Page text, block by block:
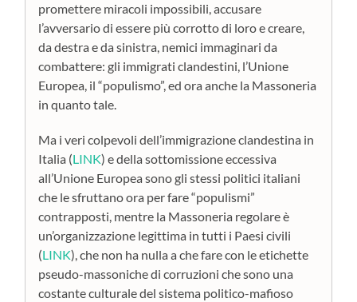
promettere miracoli impossibili, accusare
l’avversario di essere più corrotto di loro e creare,
da destra e da sinistra, nemici immaginari da
combattere: gli immigrati clandestini, l’Unione
Europea, il “populismo”, ed ora anche la Massoneria
in quanto tale.
Ma i veri colpevoli dell’immigrazione clandestina in
Italia (LINK) e della sottomissione eccessiva
all’Unione Europea sono gli stessi politici italiani
che le sfruttano ora per fare “populismi”
contrapposti, mentre la Massoneria regolare è
un’organizzazione legittima in tutti i Paesi civili
(LINK), che non ha nulla a che fare con le etichette
pseudo-massoniche di corruzioni che sono una
costante culturale del sistema politico-mafioso